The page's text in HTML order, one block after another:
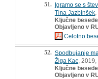
51. Igramo se s
Tina Jazbinšek
Ključne
Objavljeno v
Celotno
52. Spodbujanje
Žiga Kac ,
Ključne
Objavljeno v